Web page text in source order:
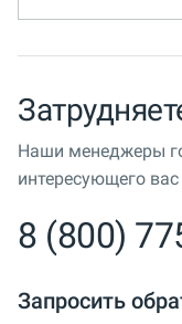
Наши менеджеры
интересующего
8 (800)
Запросить